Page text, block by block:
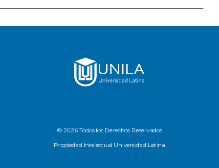
© 2026 Todos los Derechos Reservados
Propiedad Intelectual Universidad Latina